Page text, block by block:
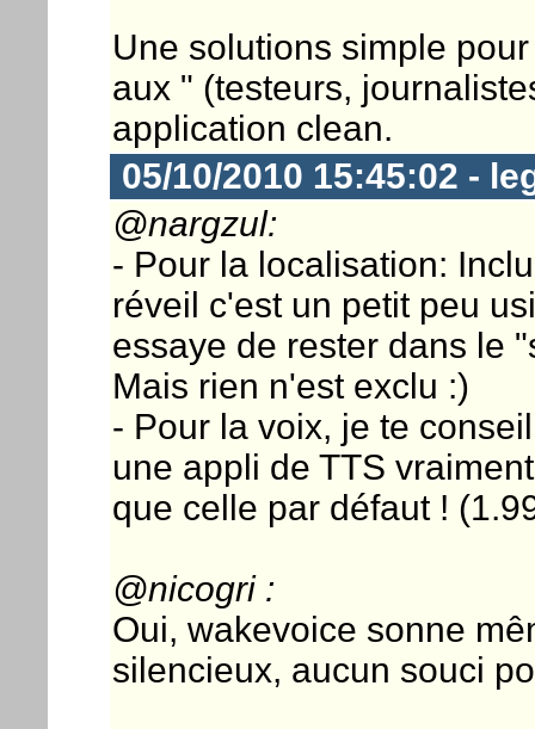
Une solutions simple
aux " (testeurs,
application clean.
05/10/2010 15:45:02 -
@nargzul:
- Pour la localisation:
réveil c'est un petit peu
essaye de rester dans le
Mais rien n'est exclu :)
- Pour la voix, je te
une appli de TTS
que celle par défaut !
@nicogri :
Oui, wakevoice sonne
silencieux, aucun souci